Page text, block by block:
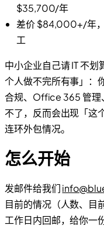
$35,700/年
差价 $84,000+/年
工
中小企业自己请 IT 不
个人做不完所有事」：
合规、Office 365 管
不了，反而会出现「这
连环外包情况。
怎么开始
发邮件给我们
目前的情况（人数、目
工作日内回邮，给你一